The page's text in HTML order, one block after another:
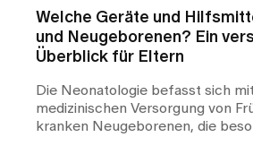
Welche Geräte und
und Neugeborenen? Ein
Überblick für Eltern
Die Neonatologie befasst sich
medizinischen Versorgung von
kranken Neugeborenen, die